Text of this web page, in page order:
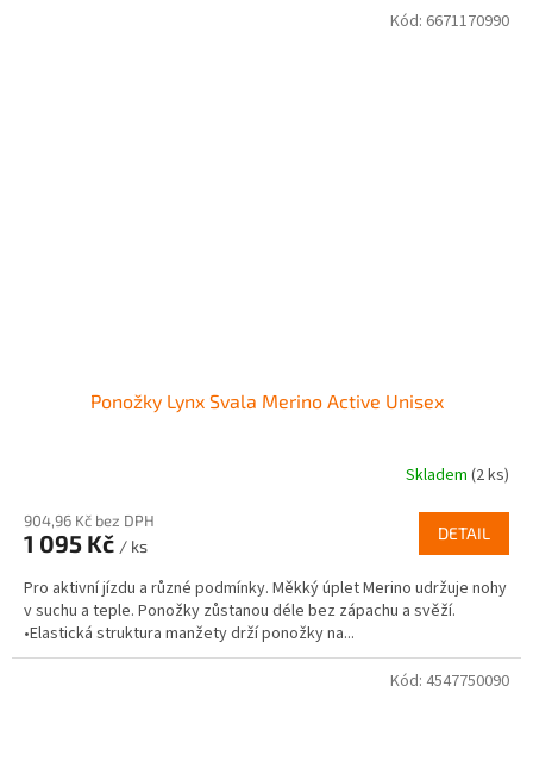
Ponožky Lynx Svala Merino Active Unisex
Skladem (2 ks)
904,96 Kč bez DPH
1 095 Kč / ks
DETAIL
Pro aktivní jízdu a různé podmínky. Měkký úplet Merino udržuje nohy
v suchu a teple. Ponožky zůstanou déle bez zápachu a svěží.
•Elastická struktura manžety drží ponožky na...
Kód: 6671170990
Kód: 4547750090